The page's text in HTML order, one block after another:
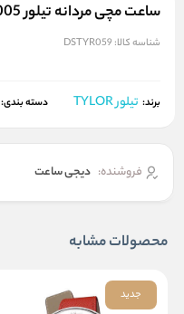
ساعت مچی مردانه تیلور TYLOR RETRO TLAH005
شناسه کالا: DSTYR059
برند: تیلور TYLOR دسته بندی:
فروشنده: دیجی ساعت
محصولات مشابه
جدید